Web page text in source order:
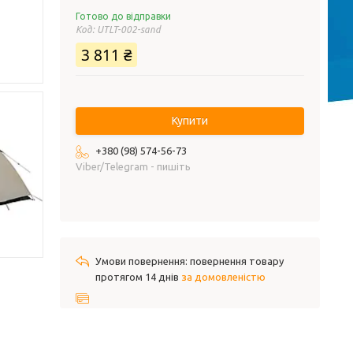
Готово до відправки
Код: UTLT-002-sand
3 811 ₴
Купити
+380 (98) 574-56-73
Viber/Telegram - пишіть
повернення товару
протягом 14 днів за домовленістю